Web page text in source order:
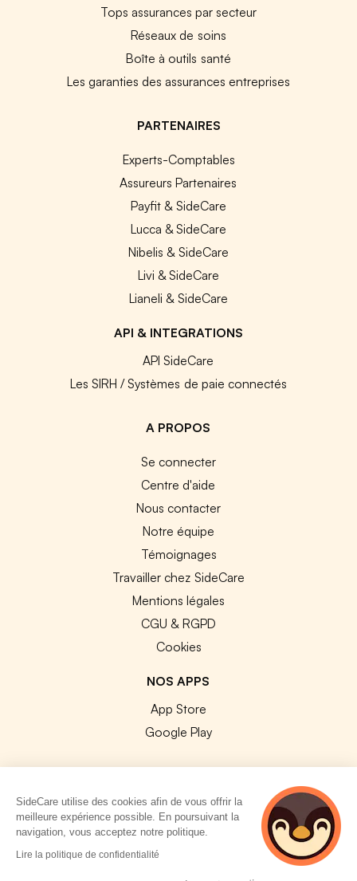
Tops assurances par secteur
Réseaux de soins
Boîte à outils santé
Les garanties des assurances entreprises
PARTENAIRES
Experts-Comptables
Assureurs Partenaires
Payfit & SideCare
Lucca & SideCare
Nibelis & SideCare
Livi & SideCare
Lianeli & SideCare
API & INTEGRATIONS
API SideCare
Les SIRH / Systèmes de paie connectés
A PROPOS
Se connecter
Centre d'aide
Nous contacter
Notre équipe
Témoignages
Travailler chez SideCare
Mentions légales
CGU & RGPD
Cookies
NOS APPS
App Store
Google Play
© 2026 SideCare. Tous droits réservés.
SideCare utilise des cookies afin de vous offrir la
meilleure expérience possible. En poursuivant la
navigation, vous acceptez notre politique.
Lire la politique de confidentialité
4 personnes
consultent